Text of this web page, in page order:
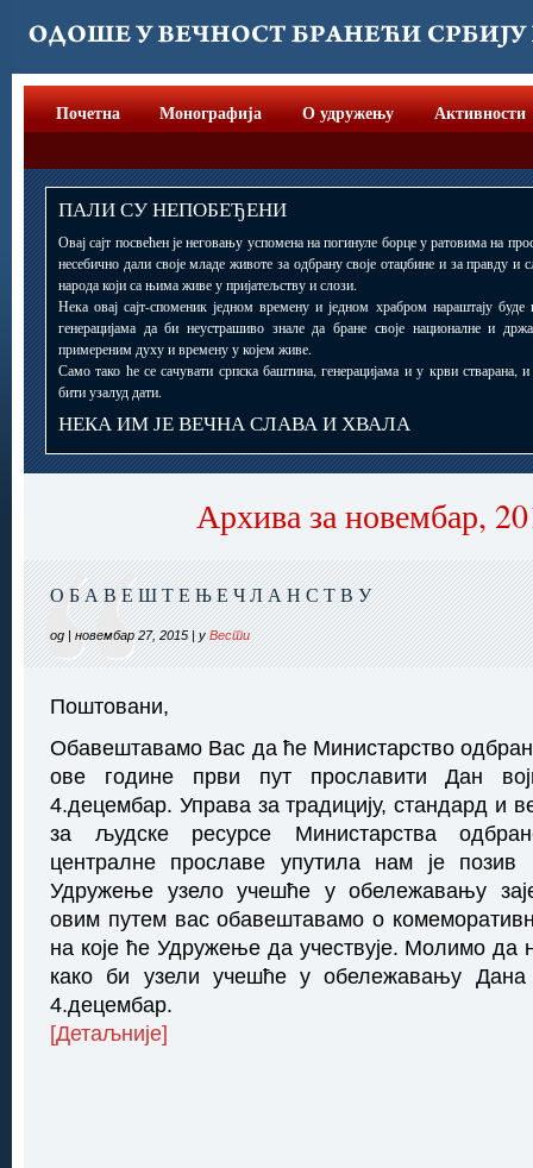
Почетна Монографија О удружењу Активности
ПАЛИ СУ НЕПОБЕЂЕНИ
Овај сајт посвећен је неговању успомена на погинуле борце у ратовима на
несебично дали своје младе животе за одбрану своје отаџбине и за правду и
народа који са њима живе у пријатељству и слози.
Нека овај сајт-споменик једном времену и једном храбром нараштају
генерацијама да би неустрашиво знале да бране своје националне и
примереним духу и времену у којем живе.
Само тако ће се сачувати српска баштина, генерацијама и у крви
бити узалуд дати.
НЕКА ИМ ЈЕ ВЕЧНА СЛАВА И ХВАЛА
Архива за новембар,
О Б А В Е Ш Т Е Њ Е Ч Л А Н С Т В У
од | новембар 27, 2015 | уВести
Поштовани,
Обавештавамо Вас да ће Министарство
ове године први пут прославити Дан
4.децембар. Управа за традицију, стандард и
за људске ресурсе Министарства
централне прославе упутила нам је
Удружење узело учешће у обележавању
овим путем вас обавештавамо о
на које ће Удружење да учествује. Молимо да
како би узели учешће у обележавању Дана
4.децембар.
[Детаљније]